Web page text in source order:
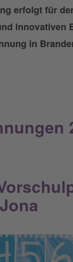
erfolgt für
innovativen
in